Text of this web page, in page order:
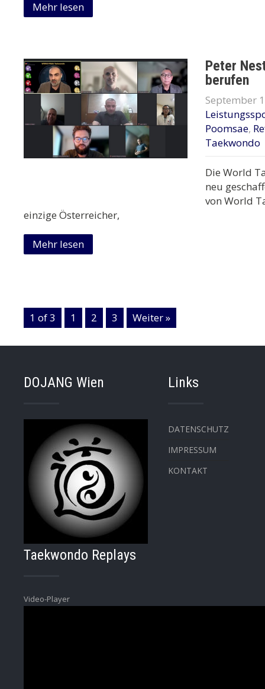
Mehr lesen
Peter
berufen
September
Poomsae,
Taekwondo
Die World
neu
von World
einzige Österreicher,
Mehr lesen
1 of 3 1 2 3 Weiter »
DOJANG Wien Links
DATENSCHUTZ
IMPRESSUM
KONTAKT
Taekwondo Replays
Video-Player